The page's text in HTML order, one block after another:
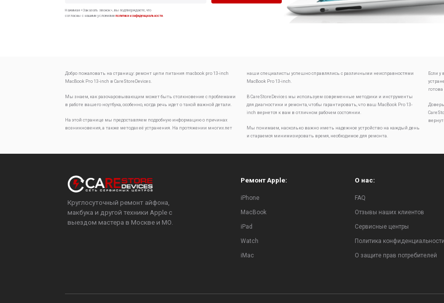
Нажимая «Заказать звонок», вы подтверждаете, что
согласны с нашими условиямиполитики конфиденциальности
Добро пожаловать на страницу: ремонт цепи питания macbook pro 13-inch
MacBook Pro 13-inch в CareStoreDevices.
Мы знаем, как разочаровывающим может быть столкновение с проблемами
в работе вашего ноутбука, особенно, когда речь идет о такой важной детали.
На этой странице мы предоставляем подробную информацию о причинах
возникновения, а также методах её устранения. На протяжении многих лет
наши специалисты успешно справлялись с различными неисправностями
MacBook Pro 13-inch.
В CareStoreDevices мы используем современные методики и инструменты
для диагностики и ремонта, чтобы гарантировать, что ваш MacBook Pro 13-
inch вернется к вам в отличном рабочем состоянии.
Мы понимаем, насколько важно иметь надежное устройство на каждый день
и стараемся минимизировать время, необходимое для ремонта.
Если
Круглосуточный ремонт айфона,
макбука и другой техники Apple с
выездом мастера в Москве и МО.
Ремонт Apple:
iPhone
MacBook
iPad
Watch
iMac
О нас:
FAQ
Отзывы наших клиентов
Сервисные центры
Политика конфиденциальности
О защите прав потребителей